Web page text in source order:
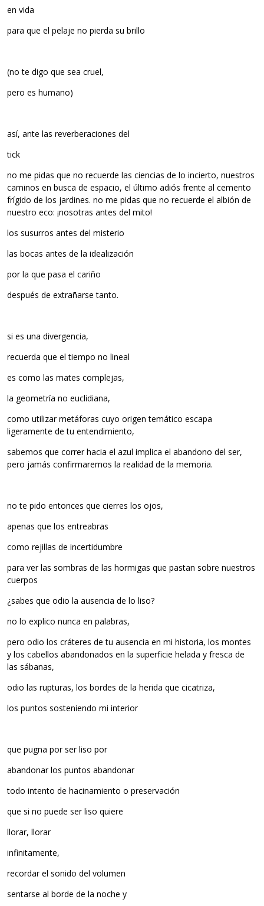
en vida
para que el pelaje no pierda su brillo
(no te digo que sea cruel,
pero es humano)
así, ante las reverberaciones del
tick
no me pidas que no recuerde las ciencias de lo incierto, nuestros
caminos en busca de espacio, el último adiós frente al cemento
frígido de los jardines. no me pidas que no recuerde el albión de
nuestro eco: ¡nosotras antes del mito!
los susurros antes del misterio
las bocas antes de la idealización
por la que pasa el cariño
después de extrañarse tanto.
si es una divergencia,
recuerda que el tiempo no lineal
es como las mates complejas,
la geometría no euclidiana,
como utilizar metáforas cuyo origen temático escapa
ligeramente de tu entendimiento,
sabemos que correr hacia el azul implica el abandono del ser,
pero jamás confirmaremos la realidad de la memoria.
no te pido entonces que cierres los ojos,
apenas que los entreabras
como rejillas de incertidumbre
para ver las sombras de las hormigas que pastan sobre nuestros
cuerpos
¿sabes que odio la ausencia de lo liso?
no lo explico nunca en palabras,
pero odio los cráteres de tu ausencia en mi historia, los montes
y los cabellos abandonados en la superficie helada y fresca de
las sábanas,
odio las rupturas, los bordes de la herida que cicatriza,
los puntos sosteniendo mi interior
que pugna por ser liso por
abandonar los puntos abandonar
todo intento de hacinamiento o preservación
que si no puede ser liso quiere
llorar, llorar
infinitamente,
recordar el sonido del volumen
sentarse al borde de la noche y